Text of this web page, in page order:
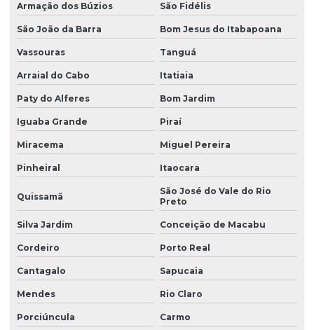
Armação dos Búzios São Fidélis
São João da Barra Bom Jesus do Itabapoana
Vassouras Tanguá
Arraial do Cabo Itatiaia
Paty do Alferes Bom Jardim
Iguaba Grande Piraí
Miracema Miguel Pereira
Pinheiral Itaocara
Quissamã
São José do Vale do Rio
Preto
Silva Jardim Conceição de Macabu
Cordeiro Porto Real
Cantagalo Sapucaia
Mendes Rio Claro
Porciúncula Carmo